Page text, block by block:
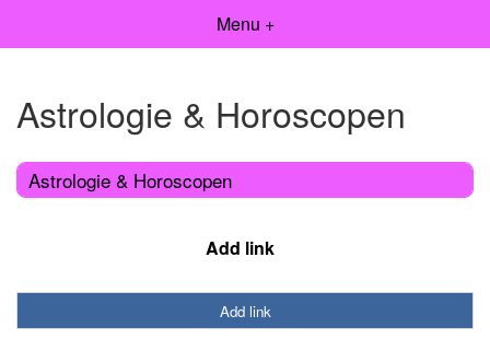
Menu +
Astrologie & Horoscopen
Astrologie & Horoscopen
Add link
Add link